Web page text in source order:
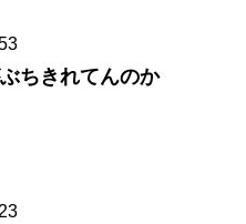
ちきれてんのか